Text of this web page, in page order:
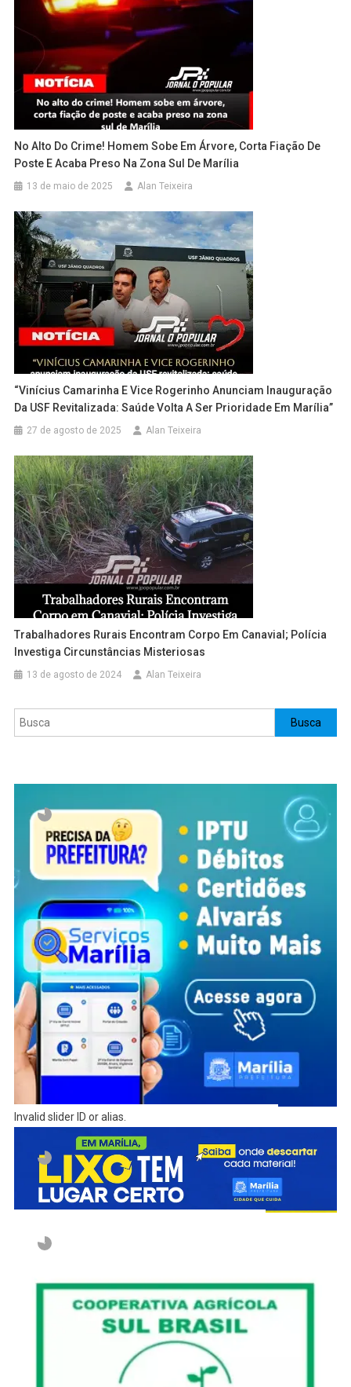
No Alto Do Crime! Homem Sobe Em Árvore, Corta Fiação De
Poste E Acaba Preso Na Zona Sul De Marília
13 de maio de 2025 Alan Teixeira
“Vinícius Camarinha E Vice Rogerinho Anunciam Inauguração
Da USF Revitalizada: Saúde Volta A Ser Prioridade Em Marília”
27 de agosto de 2025 Alan Teixeira
Trabalhadores Rurais Encontram Corpo Em Canavial; Polícia
Investiga Circunstâncias Misteriosas
13 de agosto de 2024 Alan Teixeira
Pesquisar Busca
Invalid slider ID or alias.